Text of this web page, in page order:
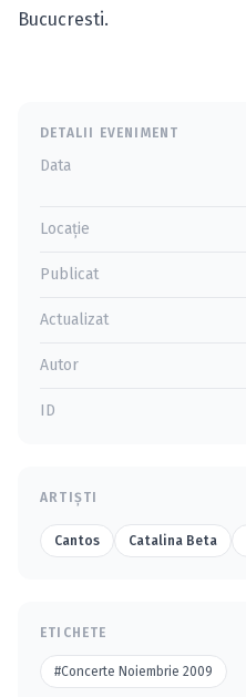
Bucucresti.
DETALII EVENIMENT
Data
Locație
Publicat
Actualizat
Autor
ID
ARTIȘTI
Cantos Catalina Beta
ETICHETE
#Concerte Noiembrie 2009